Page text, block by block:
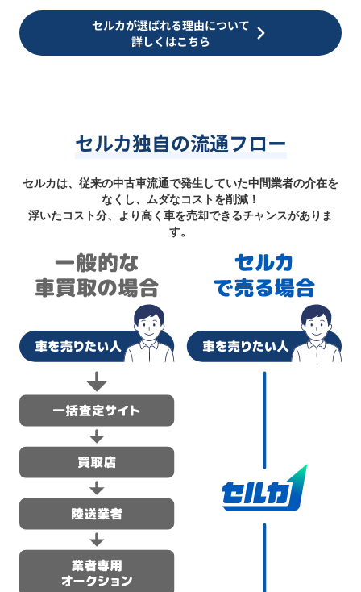
セルカが選ばれる理由について
詳しくはこちら
セルカ独自の流通フロー
セルカは、従来の中古車流通で発生していた中間業者の介在を
なくし、ムダなコストを削減！
浮いたコスト分、より高く車を売却できるチャンスがありま
す。